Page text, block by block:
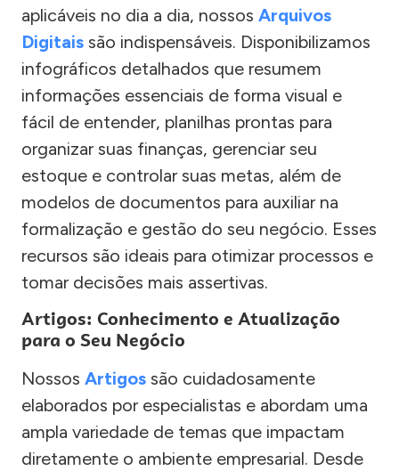
aplicáveis no dia a dia, nossos Arquivos
Digitais são indispensáveis. Disponibilizamos
infográficos detalhados que resumem
informações essenciais de forma visual e
fácil de entender, planilhas prontas para
organizar suas finanças, gerenciar seu
estoque e controlar suas metas, além de
modelos de documentos para auxiliar na
formalização e gestão do seu negócio. Esses
recursos são ideais para otimizar processos e
tomar decisões mais assertivas.
Artigos: Conhecimento e Atualização
para o Seu Negócio
Nossos Artigos são cuidadosamente
elaborados por especialistas e abordam uma
ampla variedade de temas que impactam
diretamente o ambiente empresarial. Desde